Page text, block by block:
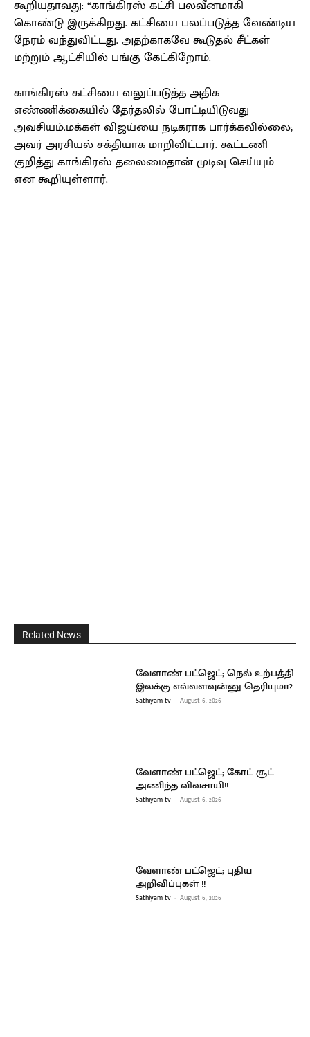
கூறியதாவது: “காங்கிரஸ் கட்சி பலவீனமாகி
கொண்டு இருக்கிறது. கட்சியை பலப்படுத்த வேண்டிய
நேரம் வந்துவிட்டது. அதற்காகவே கூடுதல் சீட்கள்
மற்றும் ஆட்சியில் பங்கு கேட்கிறோம்.
காங்கிரஸ் கட்சியை வலுப்படுத்த அதிக
எண்ணிக்கையில் தேர்தலில் போட்டியிடுவது
அவசியம்.மக்கள் விஜய்யை நடிகராக பார்க்கவில்லை;
அவர் அரசியல் சக்தியாக மாறிவிட்டார். கூட்டணி
குறித்து காங்கிரஸ் தலைமைதான் முடிவு செய்யும்
என கூறியுள்ளார்.
Related News
வேளாண் பட்ஜெட்; நெல் உற்பத்தி
இலக்கு எவ்வளவுன்னு தெரியுமா?
Sathiyam tv - August 6, 2026
வேளாண் பட்ஜெட்; கோட் சூட்
அணிந்த விவசாயி!!
Sathiyam tv - August 6, 2026
வேளாண் பட்ஜெட்; புதிய
அறிவிப்புகள் !!
Sathiyam tv - August 6, 2026